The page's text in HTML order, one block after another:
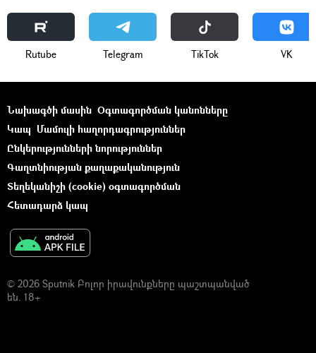
Rutube Telegram ТikТоk VK
Նախագծի մասին Օգտագործման կանոնները
Կապ Մամուլի հաղորդագրություններ
Ընկերությունների նորություններ
Գաղտնիության քաղաքականություն
Տեղեկանիշի (cookie) օգտագործման
Հետադարձ կապ
© 2026 Sputnik Բոլոր իրավունքները պաշտպանված
են. 18+